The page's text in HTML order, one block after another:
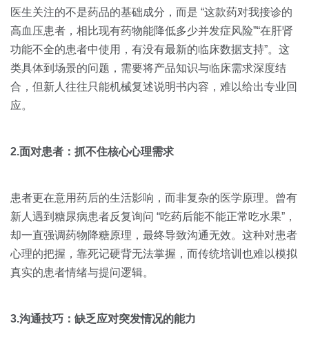
医生关注的不是药品的基础成分，而是 “这款药对我接诊的
高血压患者，相比现有药物能降低多少并发症风险”“在肝肾
功能不全的患者中使用，有没有最新的临床数据支持”。这
类具体到场景的问题，需要将产品知识与临床需求深度结
合，但新人往往只能机械复述说明书内容，难以给出专业回
应。
2.面对患者：抓不住核心心理需求
患者更在意用药后的生活影响，而非复杂的医学原理。曾有
新人遇到糖尿病患者反复询问 “吃药后能不能正常吃水果”，
却一直强调药物降糖原理，最终导致沟通无效。这种对患者
心理的把握，靠死记硬背无法掌握，而传统培训也难以模拟
真实的患者情绪与提问逻辑。
3.沟通技巧：缺乏应对突发情况的能力